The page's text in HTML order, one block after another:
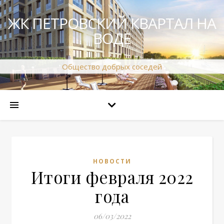
ЖК ПЕТРОВСКИЙ КВАРТАЛ НА
ВОДЕ
Общество добрых соседей
НОВОСТИ
Итоги февраля 2022
года
06/03/2022